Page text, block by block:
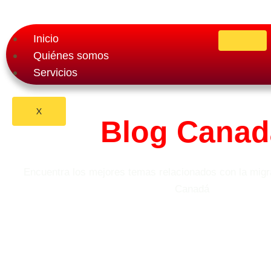
contenidoInicio
Quiénes somos
Servicios
X
Blog